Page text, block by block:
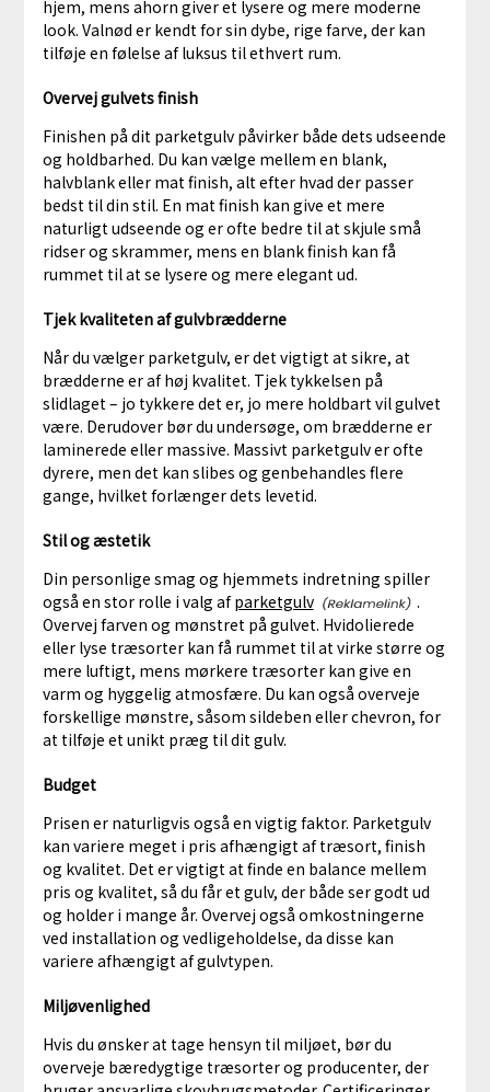
hjem, mens ahorn giver et lysere og mere moderne
look. Valnød er kendt for sin dybe, rige farve, der kan
tilføje en følelse af luksus til ethvert rum.
Overvej gulvets finish
Finishen på dit parketgulv påvirker både dets udseende
og holdbarhed. Du kan vælge mellem en blank,
halvblank eller mat finish, alt efter hvad der passer
bedst til din stil. En mat finish kan give et mere
naturligt udseende og er ofte bedre til at skjule små
ridser og skrammer, mens en blank finish kan få
rummet til at se lysere og mere elegant ud.
Tjek kvaliteten af gulvbrædderne
Når du vælger parketgulv, er det vigtigt at sikre, at
brædderne er af høj kvalitet. Tjek tykkelsen på
slidlaget – jo tykkere det er, jo mere holdbart vil gulvet
være. Derudover bør du undersøge, om brædderne er
laminerede eller massive. Massivt parketgulv er ofte
dyrere, men det kan slibes og genbehandles flere
gange, hvilket forlænger dets levetid.
Stil og æstetik
Din personlige smag og hjemmets indretning spiller
også en stor rolle i valg afparketgulv
.
Overvej farven og mønstret på gulvet. Hvidolierede
eller lyse træsorter kan få rummet til at virke større og
mere luftigt, mens mørkere træsorter kan give en
varm og hyggelig atmosfære. Du kan også overveje
forskellige mønstre, såsom sildeben eller chevron, for
at tilføje et unikt præg til dit gulv.
Budget
Prisen er naturligvis også en vigtig faktor. Parketgulv
kan variere meget i pris afhængigt af træsort, finish
og kvalitet. Det er vigtigt at finde en balance mellem
pris og kvalitet, så du får et gulv, der både ser godt ud
og holder i mange år. Overvej også omkostningerne
ved installation og vedligeholdelse, da disse kan
variere afhængigt af gulvtypen.
Miljøvenlighed
Hvis du ønsker at tage hensyn til miljøet, bør du
overveje bæredygtige træsorter og producenter, der